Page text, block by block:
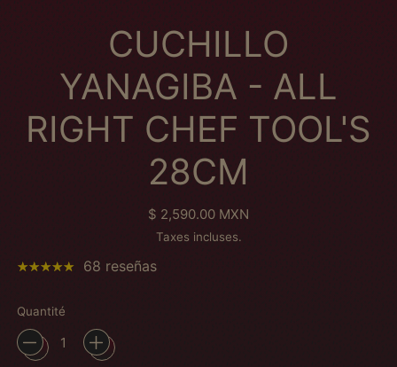
CUCHILLO
YANAGIBA - ALL
RIGHT CHEF TOOL'S
28CM
Prix normal
$ 2,590.00 MXN
Taxes incluses.
68 reseñas
Quantité